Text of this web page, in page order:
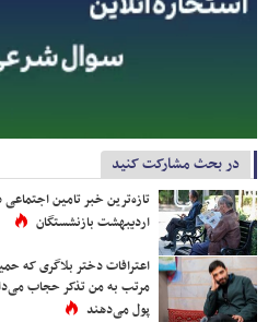
در بحث مشارکت کنید
تازه‌ترین خبر تامین
اردیبهشت بازنشستگان
اعترافات دختر بلاگری که
مرتب به من تذکر حجاب
پول می‌دهند